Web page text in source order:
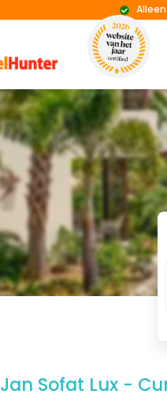
Jan Sofat Lux -